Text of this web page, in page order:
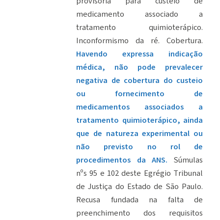
medicamento associado a
tratamento quimioterápico.
Inconformismo da ré. Cobertura.
Havendo expressa indicação
médica, não pode prevalecer
negativa de cobertura do custeio
ou fornecimento de
medicamentos associados a
tratamento quimioterápico, ainda
que de natureza experimental ou
não previsto no rol de
procedimentos da ANS. Súmulas
nºs 95 e 102 deste Egrégio Tribunal
de Justiça do Estado de São Paulo.
Recusa fundada na falta de
preenchimento dos requisitos